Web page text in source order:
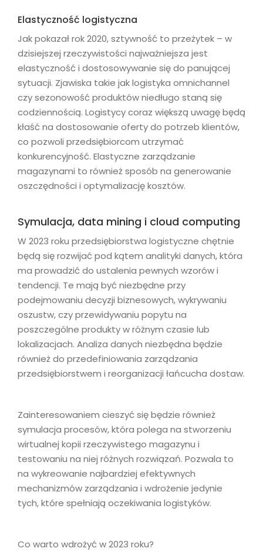
Elastyczność logistyczna
Jak pokazał rok 2020, sztywność to przeżytek – w
dzisiejszej rzeczywistości najważniejsza jest
elastyczność i dostosowywanie się do panującej
sytuacji. Zjawiska takie jak logistyka omnichannel
czy sezonowość produktów niedługo staną się
codziennością. Logistycy coraz większą uwagę będą
kłaść na dostosowanie oferty do potrzeb klientów,
co pozwoli przedsiębiorcom utrzymać
konkurencyjność. Elastyczne zarządzanie
magazynami to również sposób na generowanie
oszczędności i optymalizację kosztów.
Symulacja, data mining i cloud computing
W 2023 roku przedsiębiorstwa logistyczne chętnie
będą się rozwijać pod kątem analityki danych, która
ma prowadzić do ustalenia pewnych wzorów i
tendencji. Te mają być niezbędne przy
podejmowaniu decyzji biznesowych, wykrywaniu
oszustw, czy przewidywaniu popytu na
poszczególne produkty w różnym czasie lub
lokalizacjach. Analiza danych niezbędna będzie
również do przedefiniowania zarządzania
przedsiębiorstwem i reorganizacji łańcucha dostaw.
Zainteresowaniem cieszyć się będzie również
symulacja procesów, która polega na stworzeniu
wirtualnej kopii rzeczywistego magazynu i
testowaniu na niej różnych rozwiązań. Pozwala to
na wykreowanie najbardziej efektywnych
mechanizmów zarządzania i wdrożenie jedynie
tych, które spełniają oczekiwania logistyków.
Co warto wdrożyć w 2023 roku?